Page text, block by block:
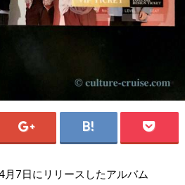
7日にリリースしたアルバム